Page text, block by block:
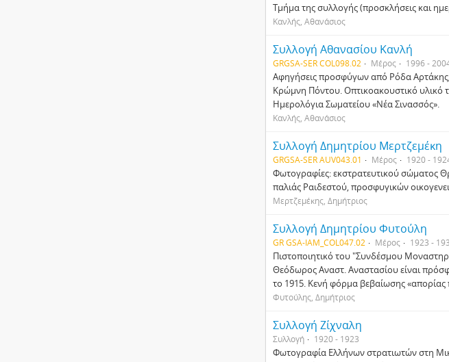
Τμήμα της συλλογής (προσκλήσεις και
Κανλής, Αθανάσιος
Συλλογή Αθανασίου Κανλή
GRGSA-SER COL098.02 Μέρος 1996 -
Αφηγήσεις προσφύγων από Ρόδα
Κρώμνη Πόντου. Οπτικοακουστικό
Ημερολόγια Σωματείου «Νέα Σινασσός».
Κανλής, Αθανάσιος
Συλλογή Δημητρίου Μερτζεμέκη
GRGSA-SER AUV043.01 Μέρος 1920 -
Φωτογραφίες: εκστρατευτικού σώματος
παλιάς Ραιδεστού, προσφυγικών
Μερτζεμέκης, Δημήτριος
Συλλογή Δημητρίου Φυτούλη
GR GSA-IAM_COL047.02 Μέρος 1923 -
Πιστοποιητικό του "Συνδέσμου
Θεόδωρος Αναστ. Αναστασίου είναι
το 1915. Κενή φόρμα βεβαίωσης
Φυτούλης, Δημήτριος
Συλλογή Ζίχναλη
Συλλογή 1920 - 1923
Φωτογραφία Ελλήνων στρατιωτών στη